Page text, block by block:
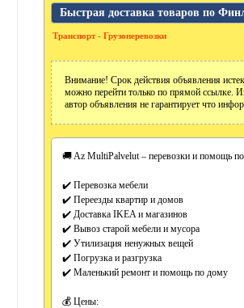
Быстрая доставка товаров по
Транспорт - Грузоперевозки
Внимание! Срок действия объявления
можно перейти только по прямой ссылке.
автор объявления не гарантирует что
🚚 Az MultiPalvelut – перевозки и помощь
✔️ Перевозка мебели
✔️ Переезды квартир и домов
✔️ Доставка IKEA и магазинов
✔️ Вывоз старой мебели и мусора
✔️ Утилизация ненужных вещей
✔️ Погрузка и разгрузка
✔️ Маленький ремонт и помощь по дому
💰 Цены: